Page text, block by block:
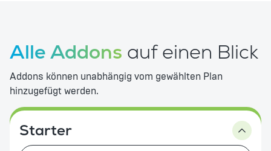
Eigene Domain für E-Mail und Newsletter
RFM-Analyse
Alle Addons auf einen Blick
Addons können unabhängig vom gewählten Plan
hinzugefügt werden.
Starter